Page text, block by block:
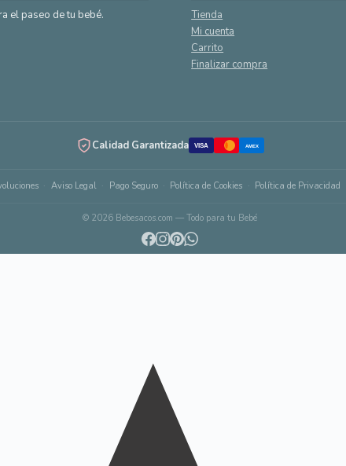
el paseo de tu bebé.
Tienda
Mi cuenta
Carrito
Finalizar compra
Calidad Garantizada VISA AMEX
Aviso Legal Pago Seguro Política de Cookies Política de Privacidad
© 2026 Bebesacos.com — Todo para tu Bebé